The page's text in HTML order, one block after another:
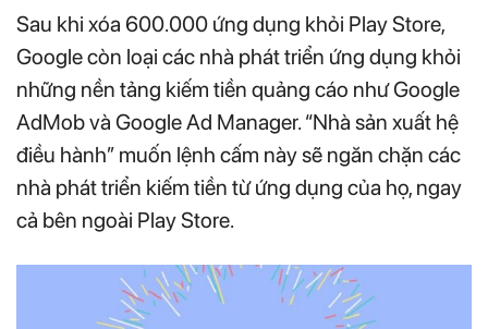
Sau khi xóa 600.000 ứng dụng khỏi Play Store,
Google còn loại các nhà phát triển ứng dụng khỏi
những nền tảng kiếm tiền quảng cáo như Google
AdMob và Google Ad Manager. “Nhà sản xuất hệ
điều hành” muốn lệnh cấm này sẽ ngăn chặn các
nhà phát triển kiếm tiền từ ứng dụng của họ, ngay
cả bên ngoài Play Store.